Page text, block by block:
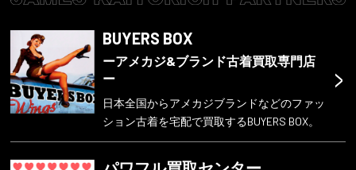
>
BUYERS BOX
ーアメカジ&ブランド古着買取専門店
ー
日本全国からアメカジブランドなどのファッ
ション古着を宅配で買取するBUYERS BOX。